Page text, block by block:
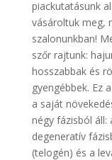
piackutatásunk
vásároltuk meg,
szalonunkban!
szőr rajtunk:
hosszabbak és
gyengébbek. Ez
a saját
négy fázisból áll:
degeneratív
(telogén) és a